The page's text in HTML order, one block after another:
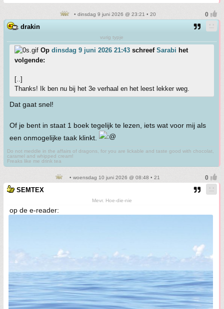
• dinsdag 9 juni 2026 @ 23:21 • 20
drakin
vurig typje
Op dinsdag 9 juni 2026 21:43 schreef Sarabi het
volgende:
[..]
Thanks! Ik ben nu bij het 3e verhaal en het leest lekker weg.
Dat gaat snel!
Of je bent in staat 1 boek tegelijk te lezen, iets wat voor mij als
een onmogelijke taak klinkt.
Do not meddle in the affairs of dragons, for you are lickable and taste good with chocolat,
caramel and whipped cream!
Freaks like me drink tea
• woensdag 10 juni 2026 @ 08:48 • 21
SEMTEX
Mevr. Hoe-die-nie
op de e-reader: